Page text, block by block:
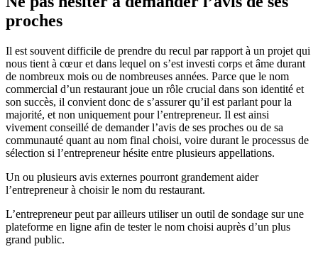
proches
Il est souvent difficile de prendre du recul par rapport à un projet qui
nous tient à cœur et dans lequel on s’est investi corps et âme durant
de nombreux mois ou de nombreuses années. Parce que le nom
commercial d’un restaurant joue un rôle crucial dans son identité et
son succès, il convient donc de s’assurer qu’il est parlant pour la
majorité, et non uniquement pour l’entrepreneur. Il est ainsi
vivement conseillé de demander l’avis de ses proches ou de sa
communauté quant au nom final choisi, voire durant le processus de
sélection si l’entrepreneur hésite entre plusieurs appellations.
Un ou plusieurs avis externes pourront grandement aider
l’entrepreneur à choisir le nom du restaurant.
L’entrepreneur peut par ailleurs utiliser un outil de sondage sur une
plateforme en ligne afin de tester le nom choisi auprès d’un plus
grand public.